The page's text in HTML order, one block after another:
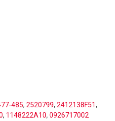
485, 2520799, 2412138F51,
, 1148222A10, 0926717002